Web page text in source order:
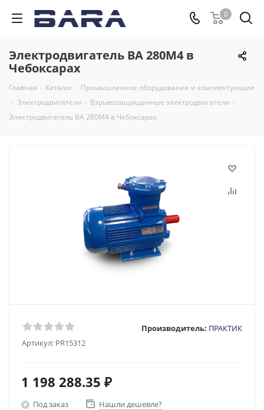
0
Электродвигатель ВА 280М4 в
Чебоксарах
Главная - Каталог - Промышленное оборудование и комплектующие
- Электродвигатели - Взрывозащищенные электродвигатели -
Электродвигатель ВА 280М4 в Чебоксарах
Артикул: PR15312
Производитель: ПРАКТИК
1 198 288.35 ₽
Под заказ Нашли дешевле?